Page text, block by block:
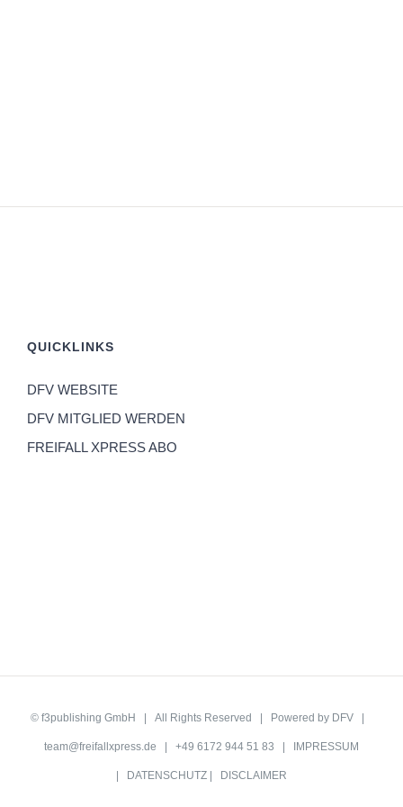
QUICKLINKS
DFV WEBSITE
DFV MITGLIED WERDEN
FREIFALL XPRESS ABO
© f3publishing GmbH | All Rights Reserved | Powered by DFV
team@freifallxpress.de | +49 6172 944 51 83 | IMPRESSUM
DATENSCHUTZ DISCLAIMER